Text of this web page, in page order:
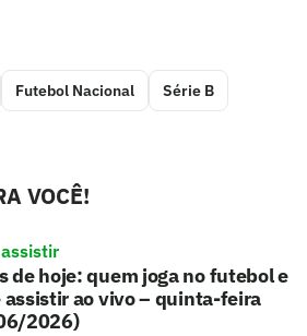
Futebol Nacional Série B
VOCÊ!
de hoje: quem joga no futebol e
assistir ao vivo – quinta-feira
2026)